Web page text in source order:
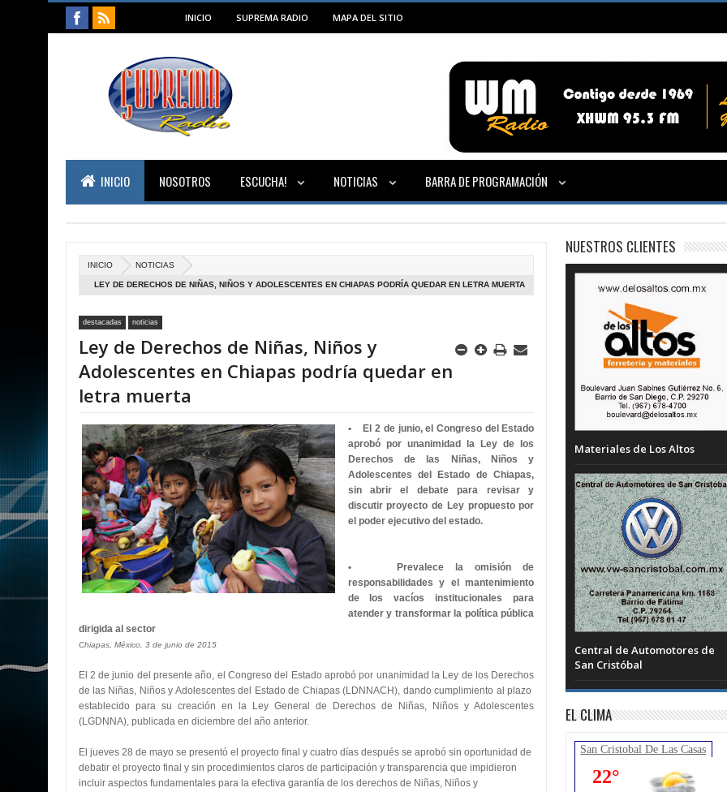
INICIO SUPREMA RADIO MAPA DEL SITIO
INICIO NOSOTROS ESCUCHA! NOTICIAS BARRA DE PROGRAMACIÓN
INICIO NOTICIAS
LEY DE DERECHOS DE NIÑAS, NIÑOS Y ADOLESCENTES EN CHIAPAS PODRÍA QUEDAR EN LETRA MUERTA
destacadas noticias
Ley de Derechos de Niñas, Niños y
Adolescentes en Chiapas podría quedar en
letra muerta
• El 2 de junio, el Congreso del Estado
aprobó por unanimidad la Ley de los
Derechos de las Niñas, Niños y
Adolescentes del Estado de Chiapas,
sin abrir el debate para revisar y
discutir proyecto de Ley propuesto por
el poder ejecutivo del estado.
• Prevalece la omisión de
responsabilidades y el mantenimiento
de los vacíos institucionales para
atender y transformar la política pública
dirigida al sector
Chiapas, México, 3 de junio de 2015
El 2 de junio del presente año, el Congreso del Estado aprobó por unanimidad la Ley de los Derechos
de las Niñas, Niños y Adolescentes del Estado de Chiapas (LDNNACH), dando cumplimiento al plazo
establecido para su creación en la Ley General de Derechos de Niñas, Niños y Adolescentes
(LGDNNA), publicada en diciembre del año anterior.
El jueves 28 de mayo se presentó el proyecto final y cuatro días después se aprobó sin oportunidad de
debatir el proyecto final y sin procedimientos claros de participación y transparencia que impidieron
incluir aspectos fundamentales para la efectiva garantía de los derechos de Niñas, Niños y
NUESTROS CLIENTES
Materiales de Los Altos
Central de Automotores de
San Cristóbal
EL CLIMA
San Cristobal De Las Casas